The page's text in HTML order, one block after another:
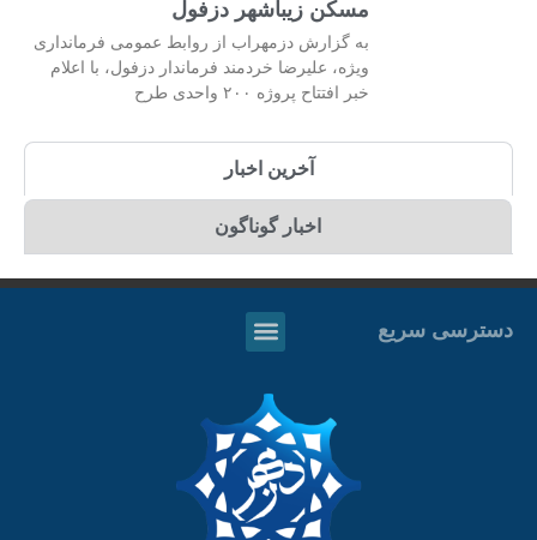
مسکن زیباشهر دزفول
به گزارش دزمهراب از روابط عمومی فرمانداری
ویژه، علیرضا خردمند فرماندار دزفول، با اعلام
خبر افتتاح پروژه ۲۰۰ واحدی طرح
آخرین اخبار
اخبار گوناگون
دسترسی سریع